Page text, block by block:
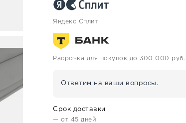
Яндекс Сплит
Расрочка для покупок до 300 000 руб.
Ответим на ваши вопросы.
Срок доставки
— от 45 дней